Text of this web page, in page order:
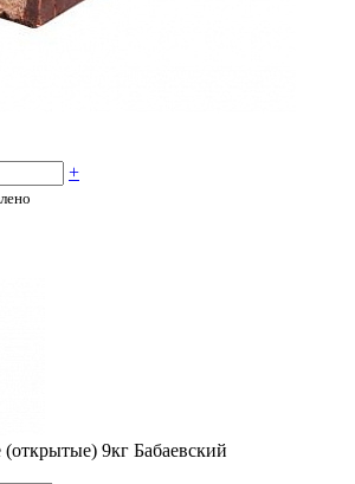
+
9кг Бабаевский